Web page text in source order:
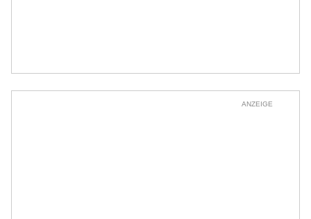
ANZEIGE